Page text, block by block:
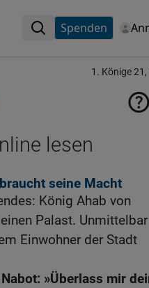
Spenden
1. Könige
lesen
seine Macht
König Ahab von
Palast. Unmittelbar
Einwohner der Stadt
»Überlass mir